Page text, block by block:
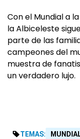
Con el Mundial a
la Albiceleste
parte de las
campeones del
muestra de
un verdadero lujo.
TEMAS: